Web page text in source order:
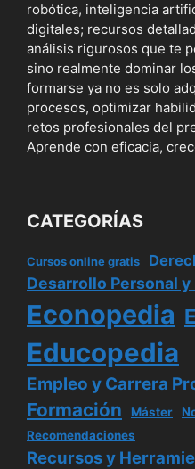
robótica, inteligencia
digitales; recursos
análisis rigurosos que te
sino realmente dominar
formarse ya no es solo
procesos, optimizar
retos profesionales del
Aprende con eficacia,
CATEGORÍAS
Cursos online gratis
Desarrollo Personal
Econopedia
Educopedia
Empleo y Carrera
Formación Máster
Recomendaciones
Recursos y